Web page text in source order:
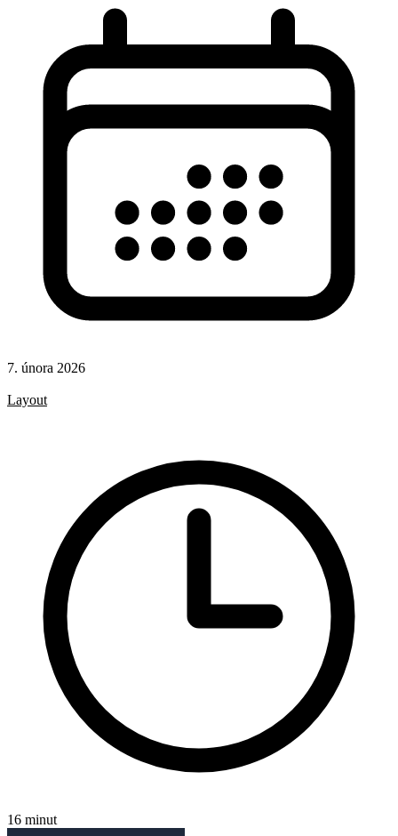
7. února 2026
Layout
16 minut